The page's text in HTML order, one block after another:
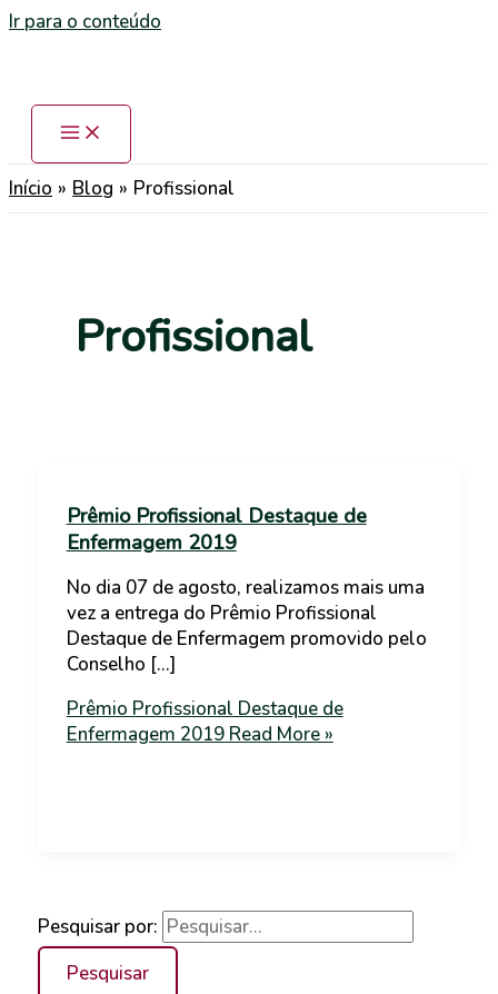
Ir para o conteúdo
Início Blog Profissional
Profissional
Prêmio Profissional Destaque de
Enfermagem 2019
No dia 07 de agosto, realizamos mais uma
vez a entrega do Prêmio Profissional
Destaque de Enfermagem promovido pelo
Conselho […]
Prêmio Profissional Destaque de
Enfermagem 2019Read More »
Pesquisar por: